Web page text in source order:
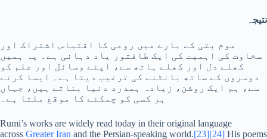
نتیجہ
موم بتی کے بارے میں رومی کا اقتباس اشتراک اور
سخاوت کی اہمیت کی ایک طاقتور یاد دہانی ہے۔ یہ ہمیں
کھلے دل اور کھلے ہاتھ سے، اپنے وسائل اور علم کو
دوسروں کے ساتھ بانٹنے کی ترغیب دیتا ہے۔ ایسا کرنے
سے، ہم ایک روشن، زیادہ ہمدرد دنیا بناتے ہیں، جہاں
ہر کسی کو چمکنے کا موقع ملتا ہے۔
Rumi’s works are widely read today in their original language
across Greater Iran and the Persian-speaking world.[23][24] His poems